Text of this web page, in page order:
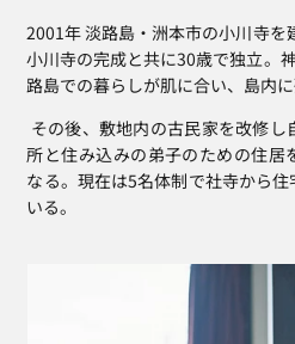
2001年 淡路島・洲本市の小川寺
小川寺の完成と共に30歳で独立。
路島での暮らしが肌に合い、島内に
所と住み込みの弟子のための住居
なる。現在は5名体制で社寺から
いる。